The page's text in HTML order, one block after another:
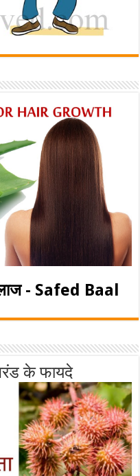
- Safed Baal
के फायदे